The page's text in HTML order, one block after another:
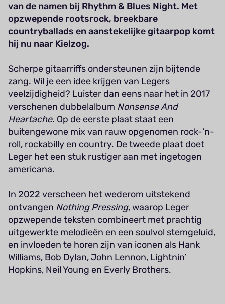
van de namen bij Rhythm & Blues Night. Met
opzwepende rootsrock, breekbare
countryballads en aanstekelijke gitaarpop komt
hij nu naar Kielzog.
Scherpe gitaarriffs ondersteunen zijn bijtende
zang. Wil je een idee krijgen van Legers
veelzijdigheid? Luister dan eens naar het in 2017
verschenen dubbelalbum Nonsense And
Heartache. Op de eerste plaat staat een
buitengewone mix van rauw opgenomen rock-‘n-
roll, rockabilly en country. De tweede plaat doet
Leger het een stuk rustiger aan met ingetogen
americana.
In 2022 verscheen het wederom uitstekend
ontvangen Nothing Pressing, waarop Leger
opzwepende teksten combineert met prachtig
uitgewerkte melodieën en een soulvol stemgeluid,
en invloeden te horen zijn van iconen als Hank
Williams, Bob Dylan, John Lennon, Lightnin’
Hopkins, Neil Young en Everly Brothers.